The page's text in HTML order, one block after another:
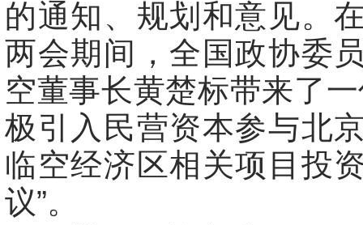
的通知、规划和意见。
两会期间，全国政协委
空董事长黄楚标带来了
极引入民营资本参与北
临空经济区相关项目投
议”。